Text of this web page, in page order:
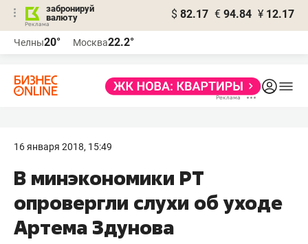
забронируй
валюту
$ 82.17 € 94.84 ¥ 12.17
Челны20° Москва22.2°
16 января 2018, 15:49
В минэкономики РТ
опровергли слухи об уходе
Артема Здунова